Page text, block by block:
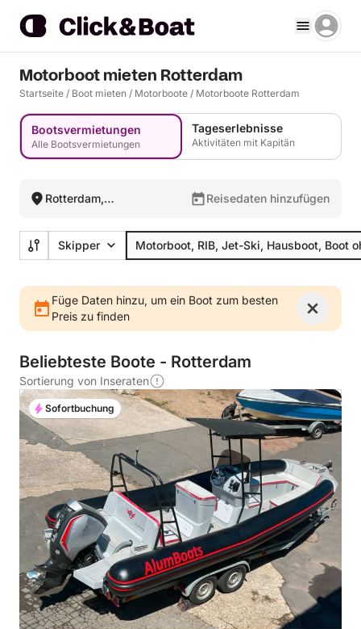
Motorboot mieten Rotterdam
Startseite / Boot mieten / Motorboote / Motorboote Rotterdam
Bootsvermietungen
Alle Bootsvermietungen
Tageserlebnisse
Aktivitäten mit Kapitän
Rotterdam,
Reisedaten hinzufügen
Skipper Motorboot, RIB, Jet-Ski, Hausboot, Boot
Füge Daten hinzu, um ein Boot zum besten
Preis zu finden
Beliebteste Boote - Rotterdam
Sortierung von Inseraten
Sofortbuchung